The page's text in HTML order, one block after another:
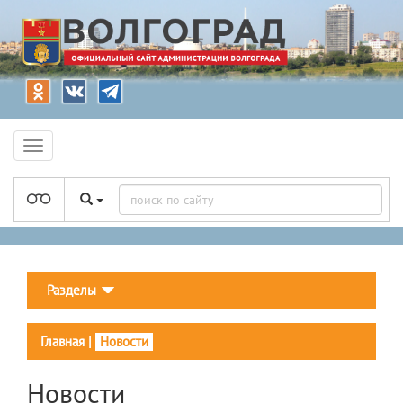
Разделы
Главная | Новости
Новости